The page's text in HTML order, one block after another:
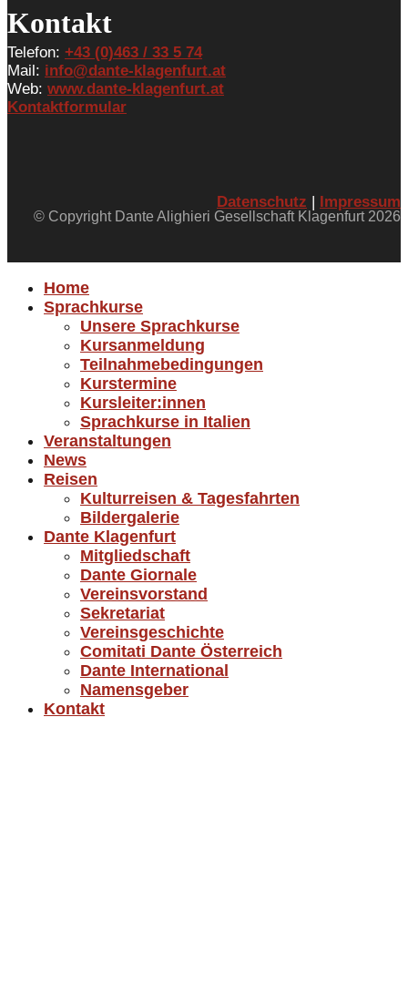
Kontakt
Telefon: +43 (0)463 / 33 5 74
Mail: info@dante-klagenfurt.at
Web: www.dante-klagenfurt.at
Kontaktformular
Datenschutz Impressum
© Copyright Dante Alighieri Gesellschaft Klagenfurt 2026
Home
Sprachkurse
Unsere Sprachkurse
Kursanmeldung
Teilnahmebedingungen
Kurstermine
Kursleiter:innen
Sprachkurse in Italien
Veranstaltungen
News
Reisen
Kulturreisen & Tagesfahrten
Bildergalerie
Dante Klagenfurt
Mitgliedschaft
Dante Giornale
Vereinsvorstand
Sekretariat
Vereinsgeschichte
Comitati Dante Österreich
Dante International
Namensgeber
Kontakt